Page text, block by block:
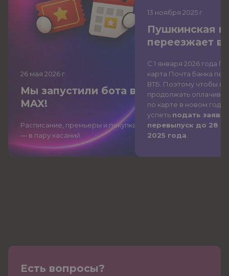
26 мая 2026 г.
Мы запустили бота в
MAX!
Расписание, премьеры и покупка
— в пару касаний.
13 ноября 2025 г.
Пушкинская
переезжает в
С 1 января 2026 года
карта Почта Банка
ВТБ . Поэтому чтобы
продолжать
по карте в новом
успеть подать
перевыпуск до 28
2025 года
Есть вопросы?